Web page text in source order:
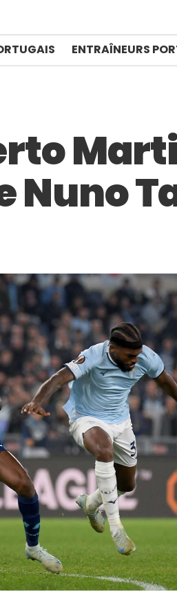
ENTRAÎNEURS
Nuno